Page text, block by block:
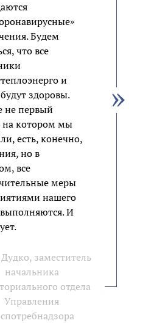
Будем
что все
и
здоровы.
не первый
на котором мы
есть, конечно,
но в
все
меры
нашего
И
заместитель
начальника
отдела
Управления